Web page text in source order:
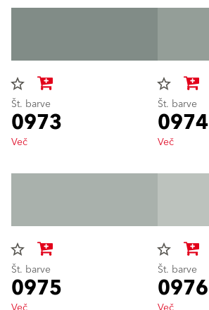
star_border
Št. barve
0973
Več
star_border
Št. barve
0974
Več
star_border
Št. barve
0975
star_border
Št. barve
0976